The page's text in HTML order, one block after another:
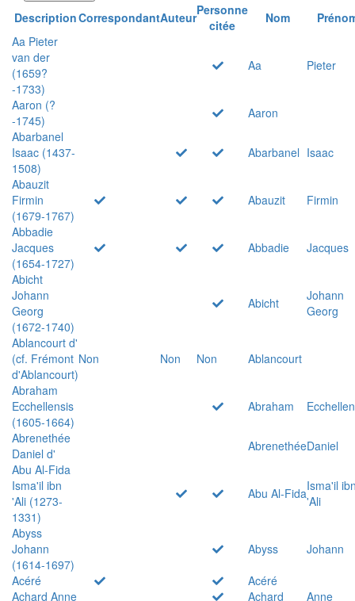
DescriptionCorrespondantAuteurPersonne
citée
Nom
Aa Pieter
van der
(1659?
-1733)
Aa Pieter
Aaron (?
-1745)
Aaron
Abarbanel
Isaac (1437-
1508)
Abarbanel Isaac
Abauzit
Firmin
(1679-1767)
Abauzit
Firmin
Abbadie
Jacques
(1654-1727)
Abbadie
Jacques
Abicht
Johann
Georg
(1672-1740)
Abicht
Johann
Georg
Ablancourt d'
(cf. Frémont
d'Ablancourt)
Non Non Non
Ablancourt
Abraham
Ecchellensis
(1605-1664)
Abraham
Abrenethée
Daniel d'
AbrenethéeDaniel
Abu Al-Fida
Isma'il ibn
'Ali (1273-
1331)
Abu Al-FidaIsma'il
'Ali
Abyss
Johann
(1614-1697)
Abyss
Johann
Acéré
Acéré
Achard Anne
Achard
Anne